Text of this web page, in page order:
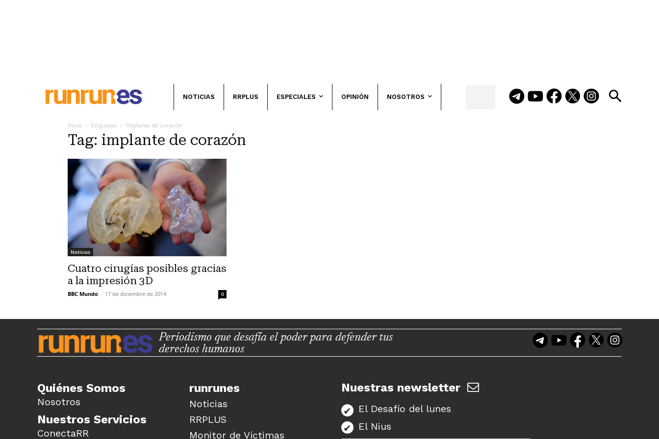
NOTICIAS RRPLUS ESPECIALES OPINIÓN NOSOTROS
Inicio Etiquetas Implante de corazón
Tag: implante de corazón
Noticias
Cuatro cirugías posibles gracias
a la impresión 3D
BBC Mundo - 17 de diciembre de 2014 0
Periodismo que desafía el poder para defender tus
derechos humanos
Quiénes Somos
Nosotros
Nuestros Servicios
ConectaRR
runrunes
Noticias
RRPLUS
Monitor de Víctimas
Nuestras newsletter
El Desafío del lunes
El Nius